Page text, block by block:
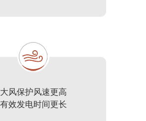
大风保护风速更高
有效发电时间更长